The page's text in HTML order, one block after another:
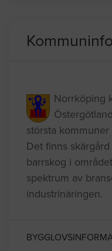
Norrköping
största kommuner
Det finns skärgård
industrinäringen.